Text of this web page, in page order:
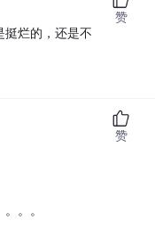
挺烂的，还是不
赞
。。
赞